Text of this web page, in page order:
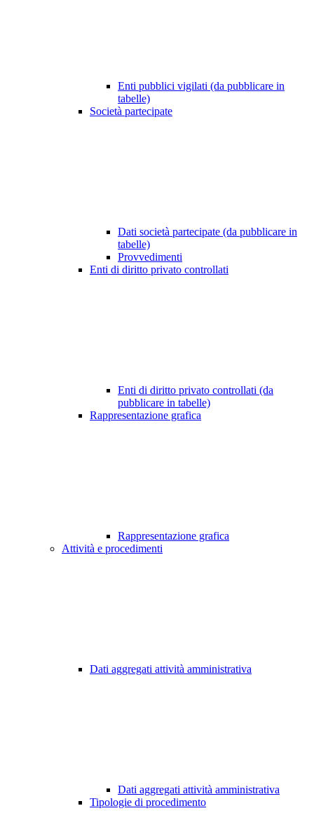
Enti pubblici vigilati (da pubblicare in
tabelle)
Società partecipate
Dati società partecipate (da pubblicare in
tabelle)
Provvedimenti
Enti di diritto privato controllati
Enti di diritto privato controllati (da
pubblicare in tabelle)
Rappresentazione grafica
Rappresentazione grafica
Attività e procedimenti
Dati aggregati attività amministrativa
Dati aggregati attività amministrativa
Tipologie di procedimento